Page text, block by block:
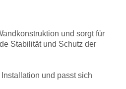
und sorgt für
Stabilität und Schutz der
und passt sich